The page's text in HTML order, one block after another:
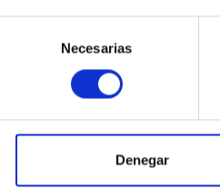
consentimiento
Necesarias
Denegar
NOTA DE PRENSA
El IAC descubre
una enana roja
Un equipo internacional,